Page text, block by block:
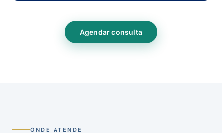
Agendar consulta
ONDE ATENDE